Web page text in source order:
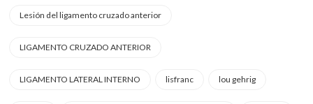
Lesión del ligamento cruzado anterior
LIGAMENTO CRUZADO ANTERIOR
LIGAMENTO LATERAL INTERNO lisfranc lou gehrig